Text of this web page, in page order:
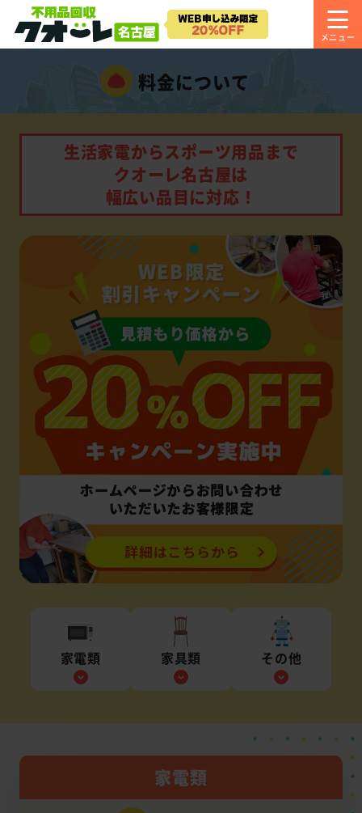
料金について
生活家電からスポーツ用品まで
クオーレ名古屋は
幅広い品目に対応！
家電類 家具類 その他
家電類